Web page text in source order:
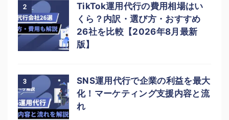
2
TikTok運用代行の費用相場はい
くら？内訳・選び方・おすすめ
26社を比較【2026年8月最新
版】
3
SNS運用代行で企業の利益を最大
化！マーケティング支援内容と流
れ